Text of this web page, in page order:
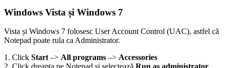
Windows Vista și Windows 7
Vista și Windows 7 folosesc User Account Control (UAC), astfel că
Notepad poate rula ca Administrator.
1. Click Start –> All programs –> Accessories